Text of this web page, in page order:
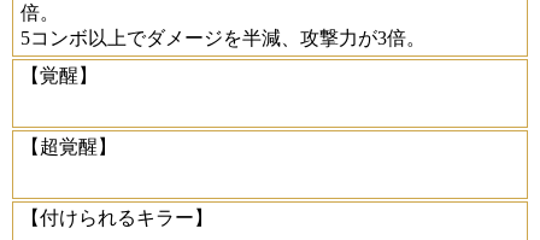
倍。
5コンボ以上でダメージを半減、攻撃力が3倍。
【覚醒】
【超覚醒】
【付けられるキラー】